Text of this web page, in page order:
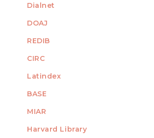
Dialnet
DOAJ
REDIB
CIRC
Latindex
BASE
MIAR
Harvard Library